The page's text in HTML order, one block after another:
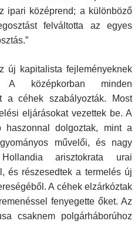
ipari középrend; a különböző
felváltotta az egyes
új kapitalista fejleményeknek
A középkorban minden
a céhek szabályozták. Most
eljárásokat vezettek be. A
haszonnal dolgoztak, mint a
művelői, és nagy
arisztokrata urai
és részesedtek a termelés új
A céhek elzárkóztak
fenyegette őket. Az
csaknem polgárháborúhoz